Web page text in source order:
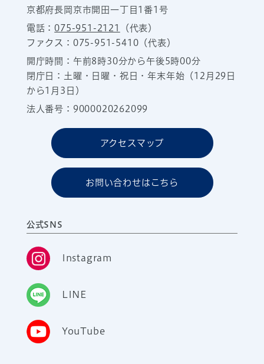
京都府長岡京市開田一丁目1番1号
電話：075-951-2121
（代表）
ファクス：075-951-5410（代表）
開庁時間：午前8時30分から午後5時00分
閉庁日：土曜・日曜・祝日・年末年始（12月29日
から1月3日）
法人番号：9000020262099
アクセスマップ
お問い合わせはこちら
公式SNS
Instagram
LINE
YouTube